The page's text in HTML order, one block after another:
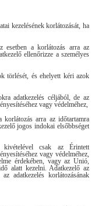
kezelésének korlátozását, ha
esetben a korlátozás arra az
ellenőrizze a személyes
törlését, és ehelyett kéri azok
adatkezelés céljából, de az
vagy védelméhez,
korlátozás arra az időtartamra
jogos indokai elsőbbséget
kivételével csak az Érintett
vagy védelméhez,
érdekében, vagy az Unió,
alatt kezelni. Adatkezelő az
adatkezelés korlátozásának